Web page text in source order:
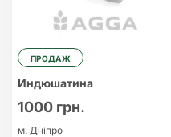
ПРОДАЖ
Индюшатина
1000 грн.
м. Дніпро